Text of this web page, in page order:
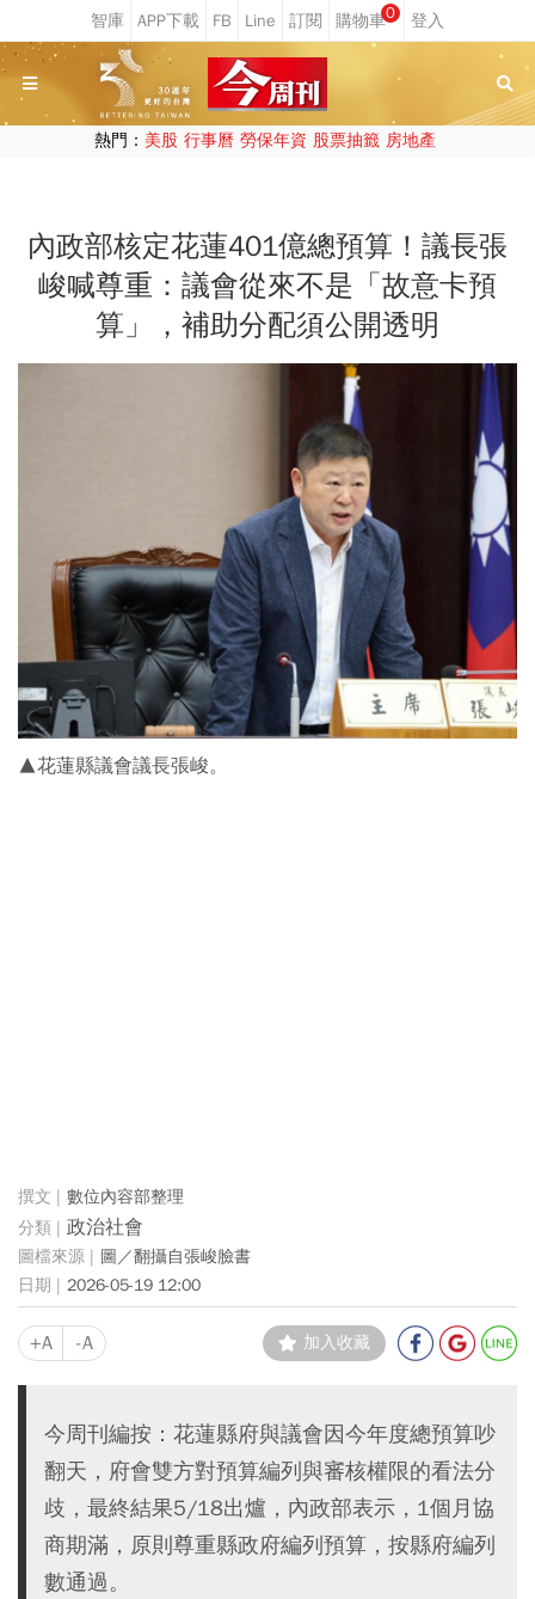
0
熱門： 美股 行事曆 勞保年資 股票抽籤 房地產
內政部核定花蓮401億總預算！議長張
峻喊尊重：議會從來不是「故意卡預
算」，補助分配須公開透明
▲花蓮縣議會議長張峻。
數位內容部整理
政治社會
圖／翻攝自張峻臉書
2026-05-19 12:00
+A -A 加入收藏
今周刊編按：花蓮縣府與議會因今年度總預算吵
翻天，府會雙方對預算編列與審核權限的看法分
歧，最終結果5/18出爐，內政部表示，1個月協
商期滿，原則尊重縣政府編列預算，按縣府編列
數通過。